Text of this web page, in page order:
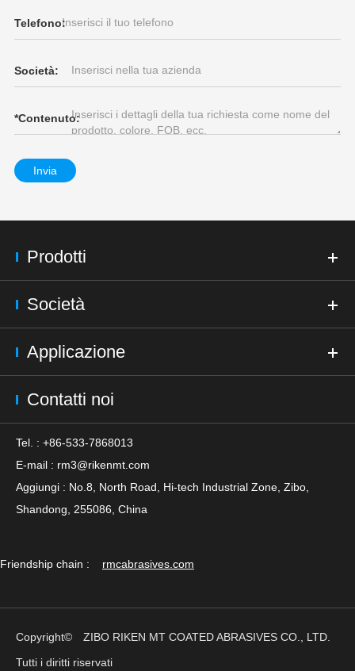
Telefono:
Società:
*Contenuto:
Invia
Prodotti
Società
Applicazione
Contatti noi
Tel. : +86-533-7868013
E-mail : rm3@rikenmt.com
Aggiungi : No.8, North Road, Hi-tech Industrial Zone, Zibo,
Shandong, 255086, China
Friendship chain : rmcabrasives.com
Copyright©
ZIBO RIKEN MT COATED ABRASIVES CO., LTD.
Tutti i diritti riservati